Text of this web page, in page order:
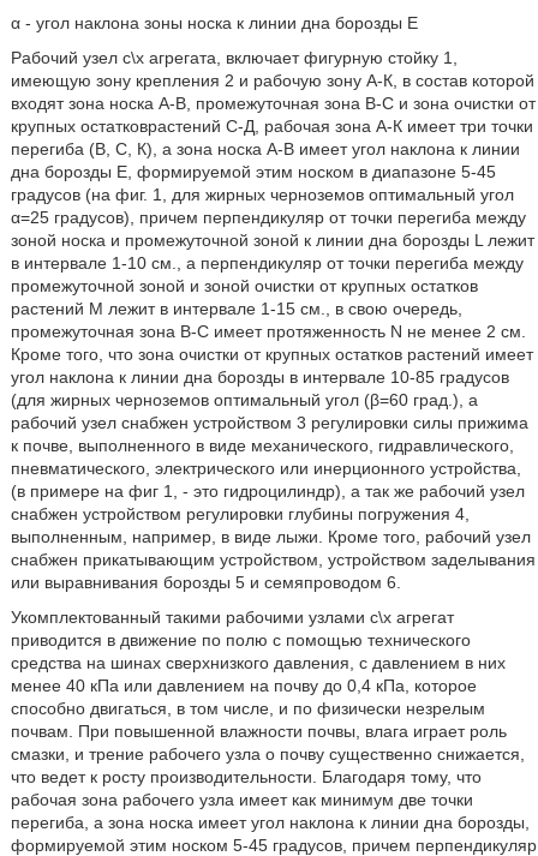
α - угол наклона зоны носка к линии дна борозды Е
Рабочий узел с\х агрегата, включает фигурную стойку 1,
имеющую зону крепления 2 и рабочую зону А-К, в состав которой
входят зона носка А-В, промежуточная зона В-С и зона очистки от
крупных остатковрастений С-Д, рабочая зона А-К имеет три точки
перегиба (В, С, К), а зона носка А-В имеет угол наклона к линии
дна борозды Е, формируемой этим носком в диапазоне 5-45
градусов (на фиг. 1, для жирных черноземов оптимальный угол
α=25 градусов), причем перпендикуляр от точки перегиба между
зоной носка и промежуточной зоной к линии дна борозды L лежит
в интервале 1-10 см., а перпендикуляр от точки перегиба между
промежуточной зоной и зоной очистки от крупных остатков
растений М лежит в интервале 1-15 см., в свою очередь,
промежуточная зона В-С имеет протяженность N не менее 2 см.
Кроме того, что зона очистки от крупных остатков растений имеет
угол наклона к линии дна борозды в интервале 10-85 градусов
(для жирных черноземов оптимальный угол (β=60 град.), а
рабочий узел снабжен устройством 3 регулировки силы прижима
к почве, выполненного в виде механического, гидравлического,
пневматического, электрического или инерционного устройства,
(в примере на фиг 1, - это гидроцилиндр), а так же рабочий узел
снабжен устройством регулировки глубины погружения 4,
выполненным, например, в виде лыжи. Кроме того, рабочий узел
снабжен прикатывающим устройством, устройством заделывания
или выравнивания борозды 5 и семяпроводом 6.
Укомплектованный такими рабочими узлами с\х агрегат
приводится в движение по полю с помощью технического
средства на шинах сверхнизкого давления, с давлением в них
менее 40 кПа или давлением на почву до 0,4 кПа, которое
способно двигаться, в том числе, и по физически незрелым
почвам. При повышенной влажности почвы, влага играет роль
смазки, и трение рабочего узла о почву существенно снижается,
что ведет к росту производительности. Благодаря тому, что
рабочая зона рабочего узла имеет как минимум две точки
перегиба, а зона носка имеет угол наклона к линии дна борозды,
формируемой этим носком 5-45 градусов, причем перпендикуляр